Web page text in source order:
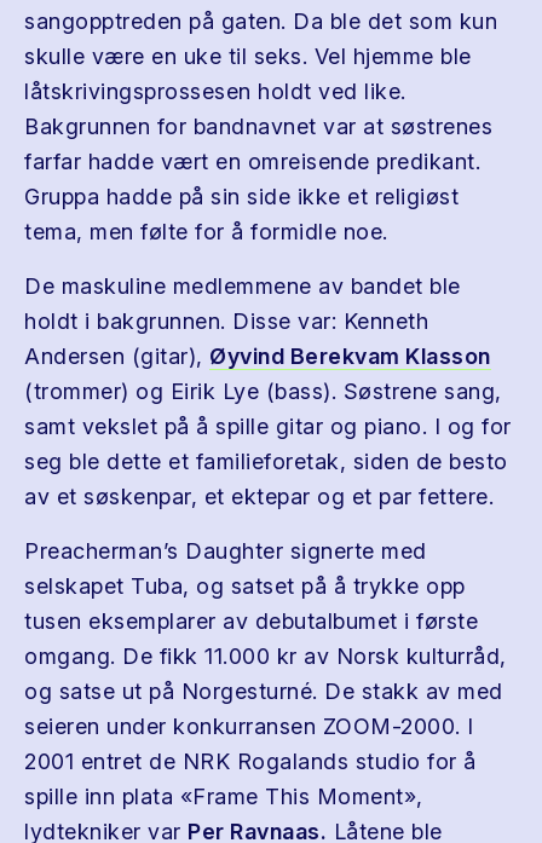
sangopptreden på gaten. Da ble det som kun
skulle være en uke til seks. Vel hjemme ble
låtskrivingsprossesen holdt ved like.
Bakgrunnen for bandnavnet var at søstrenes
farfar hadde vært en omreisende predikant.
Gruppa hadde på sin side ikke et religiøst
tema, men følte for å formidle noe.
De maskuline medlemmene av bandet ble
holdt i bakgrunnen. Disse var: Kenneth
Andersen (gitar), Øyvind Berekvam Klasson
(trommer) og Eirik Lye (bass). Søstrene sang,
samt vekslet på å spille gitar og piano. I og for
seg ble dette et familieforetak, siden de besto
av et søskenpar, et ektepar og et par fettere.
Preacherman’s Daughter signerte med
selskapet Tuba, og satset på å trykke opp
tusen eksemplarer av debutalbumet i første
omgang. De fikk 11.000 kr av Norsk kulturråd,
og satse ut på Norgesturné. De stakk av med
seieren under konkurransen ZOOM-2000. I
2001 entret de NRK Rogalands studio for å
spille inn plata «Frame This Moment»,
lydtekniker var Per Ravnaas. Låtene ble